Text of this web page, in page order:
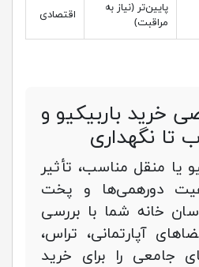
پایین‌تر (نیاز به
مراقبت)
اقتصادی
خرید باربیکیو و
تا نگهداری
یا منقل مناسب، تأثیر
دورهمی‌ها و پخت
خانه شما با بررسی
آپارتمانی، تراس،
جامعی را برای خرید